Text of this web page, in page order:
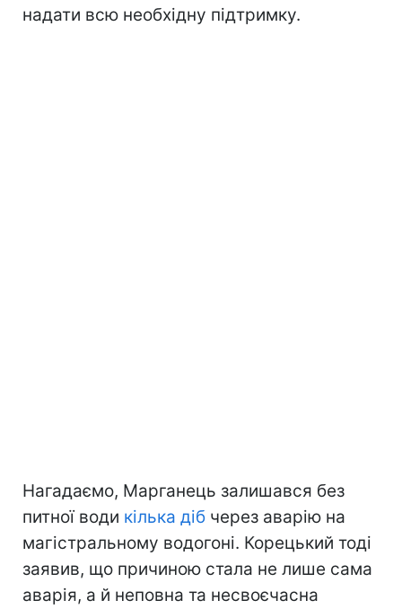
надати всю необхідну підтримку.
Нагадаємо, Марганець залишався без
питної води кілька діб через аварію на
магістральному водогоні. Корецький тоді
заявив, що причиною стала не лише сама
аварія, а й неповна та несвоєчасна